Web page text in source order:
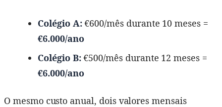
Colégio A:€600/mês durante 10 meses =
€6.000/ano
Colégio B:€500/mês durante 12 meses =
€6.000/ano
O mesmo custo anual, dois valores mensais